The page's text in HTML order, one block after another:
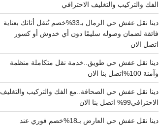
الفك والتركيب والتغليف الاحترافي
دينا نقل عفش حي الرمال بـ33%خصم نُنقل أثاثك بعناية
فائقة لضمان وصوله سليمًا دون أي خدوش أو كسور
اتصل الان
دينا نقل عفش حي طويق..خدمة نقل متكاملة منظمة
وآمنة 100%اتصل بنا الان
دينا نقل عفش حي الصحافة..مع الفك والتركيب والتغليف
الاحترافي99% اتصل بنا الان
دينا نقل عفش حي العارض بـ18%خصم فوري عند